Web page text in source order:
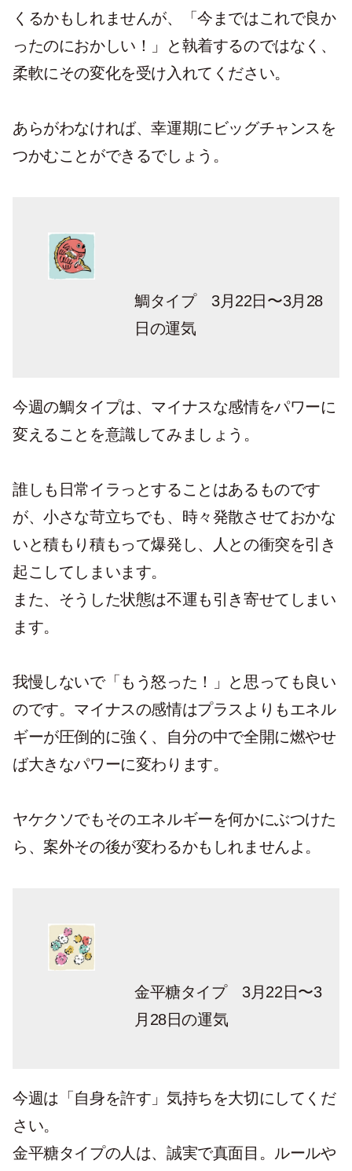
くるかもしれませんが、「今まではこれで良か
ったのにおかしい！」と執着するのではなく、
柔軟にその変化を受け入れてください。
あらがわなければ、幸運期にビッグチャンスを
つかむことができるでしょう。
鯛タイプ 3月22日〜3月28
日の運気
今週の鯛タイプは、マイナスな感情をパワーに
変えることを意識してみましょう。
誰しも日常イラっとすることはあるものです
が、小さな苛立ちでも、時々発散させておかな
いと積もり積もって爆発し、人との衝突を引き
起こしてしまいます。
また、そうした状態は不運も引き寄せてしまい
ます。
我慢しないで「もう怒った！」と思っても良い
のです。マイナスの感情はプラスよりもエネル
ギーが圧倒的に強く、自分の中で全開に燃やせ
ば大きなパワーに変わります。
ヤケクソでもそのエネルギーを何かにぶつけた
ら、案外その後が変わるかもしれませんよ。
金平糖タイプ 3月22日〜3
月28日の運気
今週は「自身を許す」気持ちを大切にしてくだ
さい。
金平糖タイプの人は、誠実で真面目。ルールや